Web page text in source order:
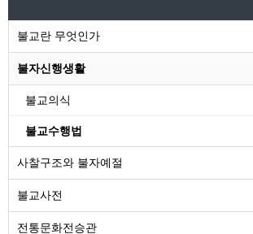
불교란 무엇인가
불자신행생활
불교의식
불교수행법
사찰구조와 불자예절
불교사전
전통문화전승관